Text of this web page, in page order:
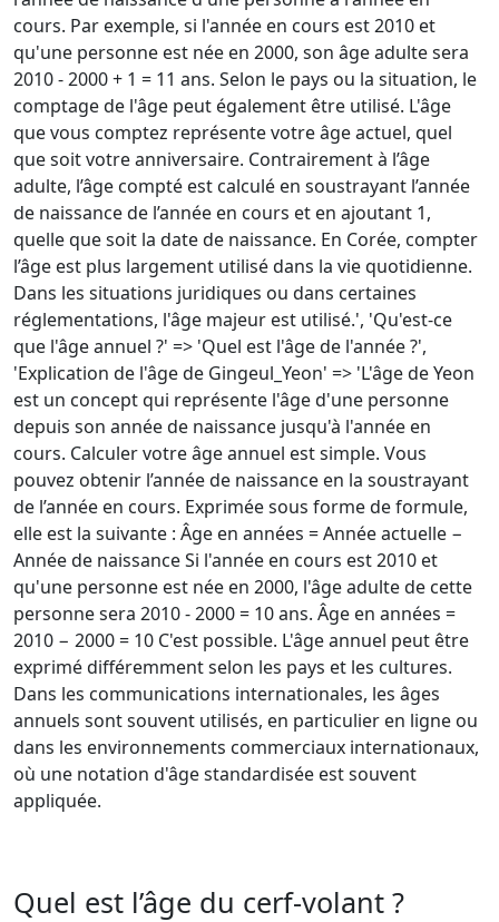
cours. Par exemple, si l'année en cours est 2010 et
qu'une personne est née en 2000, son âge adulte sera
2010 - 2000 + 1 = 11 ans. Selon le pays ou la situation, le
comptage de l'âge peut également être utilisé. L'âge
que vous comptez représente votre âge actuel, quel
que soit votre anniversaire. Contrairement à l’âge
adulte, l’âge compté est calculé en soustrayant l’année
de naissance de l’année en cours et en ajoutant 1,
quelle que soit la date de naissance. En Corée, compter
l’âge est plus largement utilisé dans la vie quotidienne.
Dans les situations juridiques ou dans certaines
réglementations, l'âge majeur est utilisé.', 'Qu'est-ce
que l'âge annuel ?' => 'Quel est l'âge de l'année ?',
'Explication de l'âge de Gingeul_Yeon' => 'L'âge de Yeon
est un concept qui représente l'âge d'une personne
depuis son année de naissance jusqu'à l'année en
cours. Calculer votre âge annuel est simple. Vous
pouvez obtenir l’année de naissance en la soustrayant
de l’année en cours. Exprimée sous forme de formule,
elle est la suivante : Âge en années = Année actuelle −
Année de naissance Si l'année en cours est 2010 et
qu'une personne est née en 2000, l'âge adulte de cette
personne sera 2010 - 2000 = 10 ans. Âge en années =
2010 − 2000 = 10 C'est possible. L'âge annuel peut être
exprimé différemment selon les pays et les cultures.
Dans les communications internationales, les âges
annuels sont souvent utilisés, en particulier en ligne ou
dans les environnements commerciaux internationaux,
où une notation d'âge standardisée est souvent
appliquée.
Quel est l’âge du cerf-volant ?